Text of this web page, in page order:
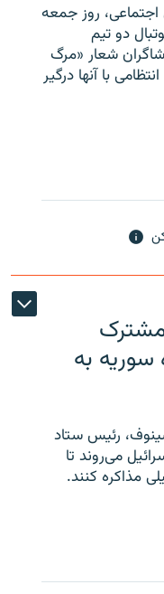
روز جمعه
دو تیم
شعار «مرگ
با آنها درگیر
سوریه به
رئیس ستاد
می‌روند تا
مذاکره کنند.